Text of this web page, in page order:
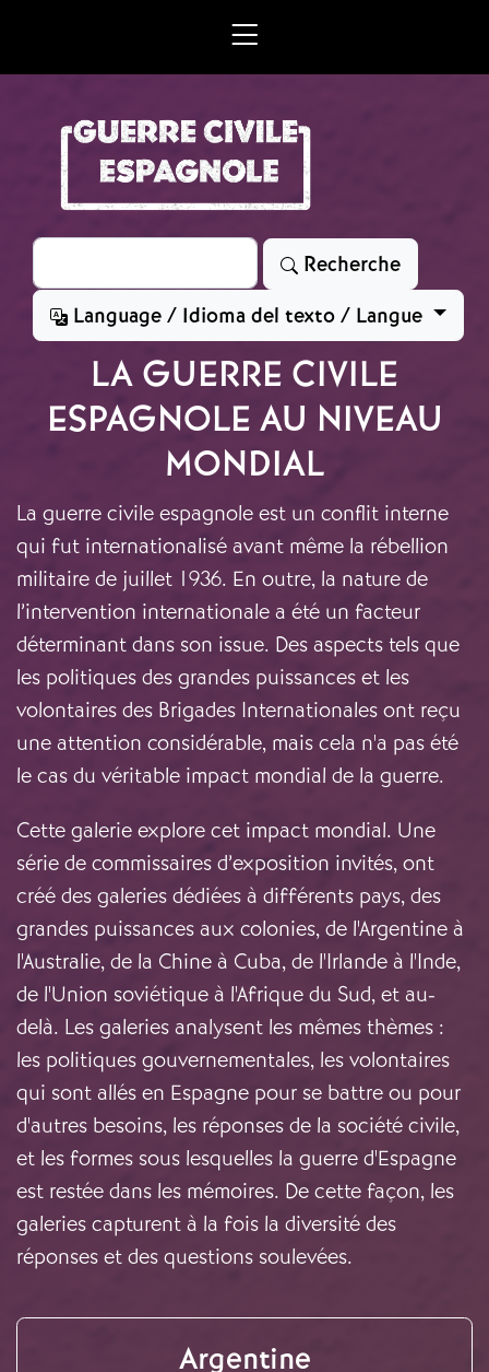
Rechercher
Recherche
Language / Idioma del texto / Langue
LA GUERRE CIVILE
ESPAGNOLE AU NIVEAU
MONDIAL
La guerre civile espagnole est un conflit interne
qui fut internationalisé avant même la rébellion
militaire de juillet 1936. En outre, la nature de
l’intervention internationale a été un facteur
déterminant dans son issue. Des aspects tels que
les politiques des grandes puissances et les
volontaires des Brigades Internationales ont reçu
une attention considérable, mais cela n'a pas été
le cas du véritable impact mondial de la guerre.
Cette galerie explore cet impact mondial. Une
série de commissaires d’exposition invités, ont
créé des galeries dédiées à différents pays, des
grandes puissances aux colonies, de l'Argentine à
l'Australie, de la Chine à Cuba, de l'Irlande à l'Inde,
de l'Union soviétique à l'Afrique du Sud, et au-
delà. Les galeries analysent les mêmes thèmes :
les politiques gouvernementales, les volontaires
qui sont allés en Espagne pour se battre ou pour
d'autres besoins, les réponses de la société civile,
et les formes sous lesquelles la guerre d'Espagne
est restée dans les mémoires. De cette façon, les
galeries capturent à la fois la diversité des
réponses et des questions soulevées.
Argentine